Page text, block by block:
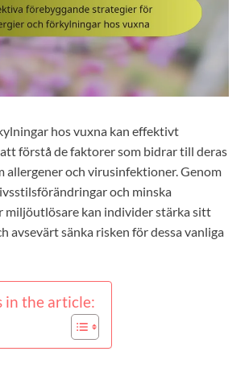
hos vuxna kan effektivt
förstå de faktorer som bidrar till deras
allergener och virusinfektioner. Genom
och minska
miljöutlösare kan individer stärka sitt
avsevärt sänka risken för dessa vanliga
in the article: